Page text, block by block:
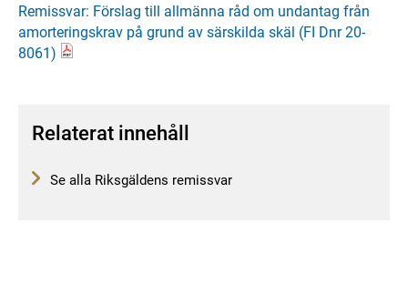
Remissvar: Förslag till allmänna råd om undantag från
amorteringskrav på grund av särskilda skäl (FI Dnr 20-
8061)
Relaterat innehåll
Se alla Riksgäldens remissvar